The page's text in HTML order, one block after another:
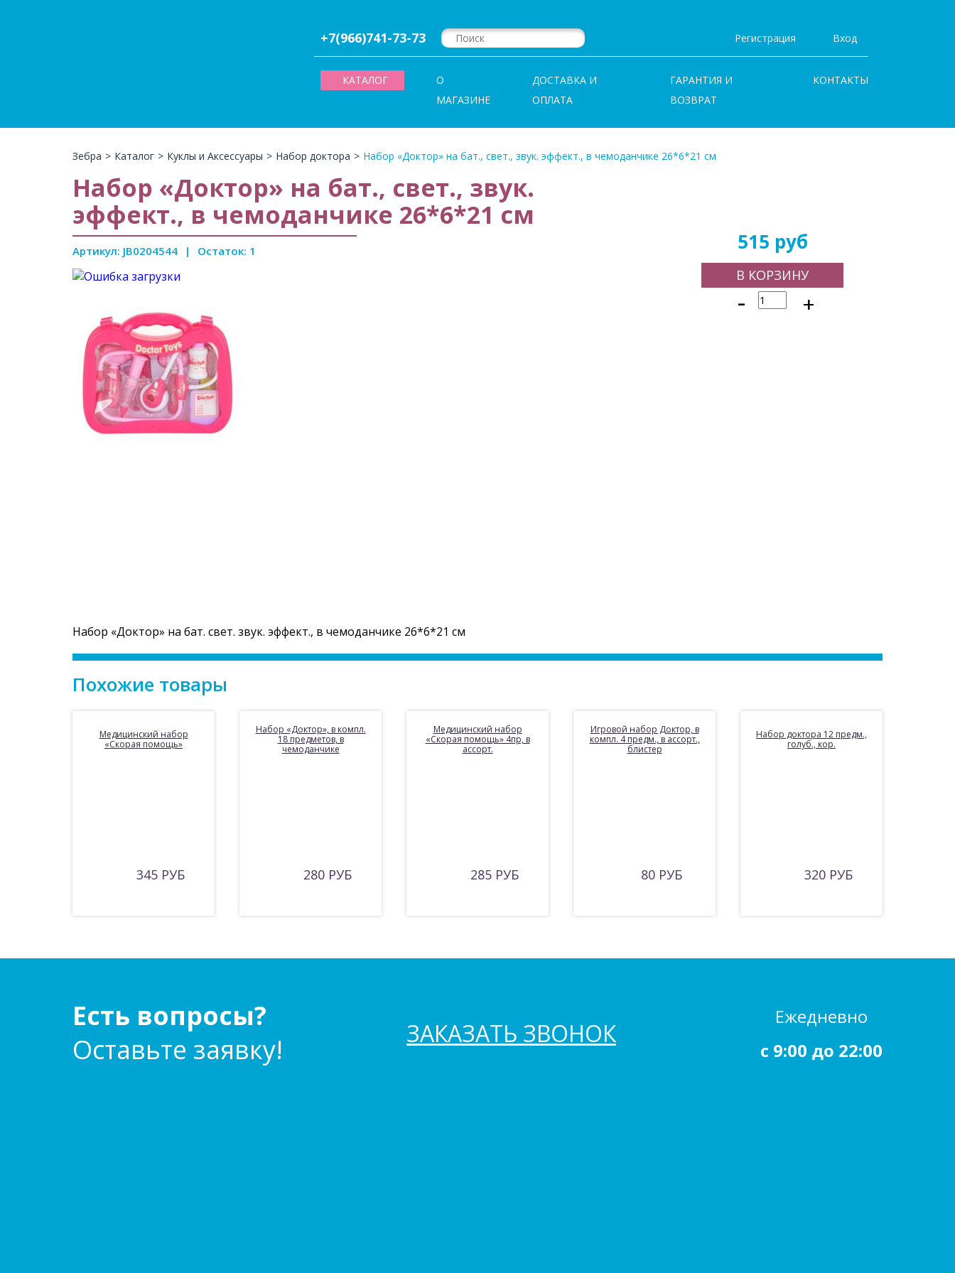
+7(966)741-73-73 Регистрация Вход
КАТАЛОГ
О
МАГАЗИНЕ
ДОСТАВКА И
ОПЛАТА
ГАРАНТИЯ И
ВОЗВРАТ
КОНТАКТЫ
Зебра > Каталог > Куклы и Аксессуары > Набор доктора > Набор «Доктор» на бат., свет., звук. эффект., в чемоданчике 26*6*21 см
Набор «Доктор» на бат., свет., звук.
эффект., в чемоданчике 26*6*21 см
Артикул: JB0204544 | Остаток: 1
Набор «Доктор» на бат. свет. звук. эффект., в чемоданчике 26*6*21 см
515 руб
В КОРЗИНУ
- +
Похожие товары
Медицинский набор
«Скорая помощь»
345 РУБ
Набор «Доктор», в компл.
18 предметов, в
чемоданчике
280 РУБ
Медицинский набор
«Скорая помощь» 4пр, в
ассорт.
285 РУБ
Игровой набор Доктор, в
компл. 4 предм., в ассорт.,
блистер
80 РУБ
Набор доктора 12 предм.,
голуб., кор.
320 РУБ
Есть вопросы?
Оставьте заявку!
ЗАКАЗАТЬ ЗВОНОК
Ежедневно
c 9:00 до 22:00